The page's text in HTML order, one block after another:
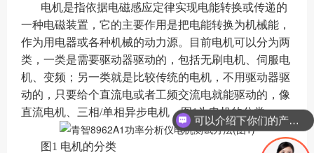
电机是指依据电磁感应定律实现电能转换或传递的
一种电磁装置，它的主要作用是把电能转换为机械能，
作为用电器或各种机械的动力源。目前电机可以分为两
类，一类是需要驱动器驱动的，包括无刷电机、伺服电
机、变频；另一类就是比较传统的电机，不用驱动器驱
动的，只要给个直流电或者工频交流电就能驱动的，像
直流电机、三相/单相异步电机，图1为电机的分类。
图1 电机的分类
可以介绍下你们的产品么？